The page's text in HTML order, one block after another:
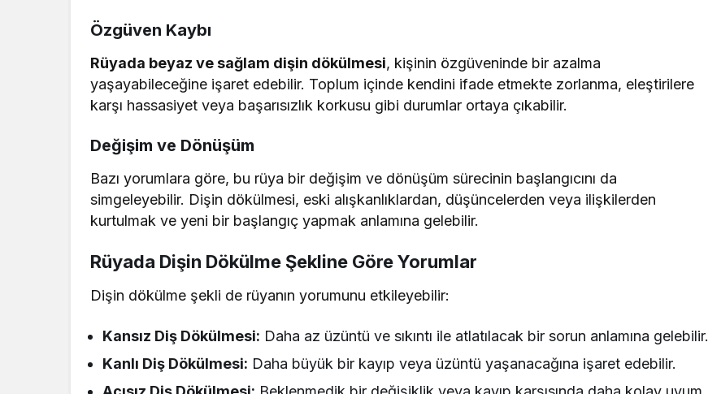
Özgüven Kaybı
Rüyada beyaz ve sağlam dişin dökülmesi, kişinin özgüveninde bir azalma
yaşayabileceğine işaret edebilir. Toplum içinde kendini ifade etmekte zorlanma, eleştirilere
karşı hassasiyet veya başarısızlık korkusu gibi durumlar ortaya çıkabilir.
Değişim ve Dönüşüm
Bazı yorumlara göre, bu rüya bir değişim ve dönüşüm sürecinin başlangıcını da
simgeleyebilir. Dişin dökülmesi, eski alışkanlıklardan, düşüncelerden veya ilişkilerden
kurtulmak ve yeni bir başlangıç yapmak anlamına gelebilir.
Rüyada Dişin Dökülme Şekline Göre Yorumlar
Dişin dökülme şekli de rüyanın yorumunu etkileyebilir:
Kansız Diş Dökülmesi: Daha az üzüntü ve sıkıntı ile atlatılacak bir sorun anlamına gelebilir.
Kanlı Diş Dökülmesi: Daha büyük bir kayıp veya üzüntü yaşanacağına işaret edebilir.